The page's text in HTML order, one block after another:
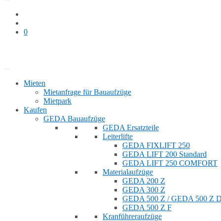
0
Mieten
Mietanfrage für Bauaufzüge
Mietpark
Kaufen
GEDA Bauaufzüge
GEDA Ersatzteile
Leiterlifte
GEDA FIXLIFT 250
GEDA LIFT 200 Standard
GEDA LIFT 250 COMFORT
Materialaufzüge
GEDA 200 Z
GEDA 300 Z
GEDA 500 Z / GEDA 500 Z
GEDA 500 Z F
Kranführeraufzüge